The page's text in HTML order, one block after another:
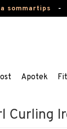
sommartips -
Apotek
Curling